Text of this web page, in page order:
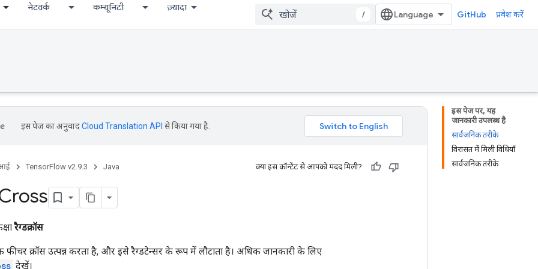
नेटवर्क कम्यूनिटी ज़्यादा
/ GitHub प्रवेश करें
इस पेज पर, यह
जानकारी उपलब्ध है
सार्वजनिक तरीके
विरासत में मिली विधियाँ
सार्वजनिक तरीके
इस पेज का अनुवादCloud Translation API से किया गया है.
TensorFlow v2.9.3 Java क्या इस कॉन्टेंट से आपको मदद मिली?
रैग्डक्रॉस
क्रॉस उत्पन्न करता है, और इसे रैग्डटेन्सर के रूप में लौटाता है। अधिक जानकारी के लिए
देखें।